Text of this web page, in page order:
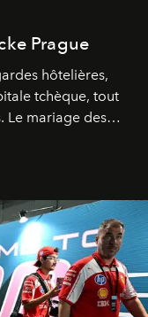
Prague
hôtelières,
tchèque, tout
Le mariage des